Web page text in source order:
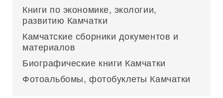
Книги по экономике, экологии,
развитию Камчатки
Камчатские сборники документов и
материалов
Биографические книги Камчатки
Фотоальбомы, фотобуклеты Камчатки